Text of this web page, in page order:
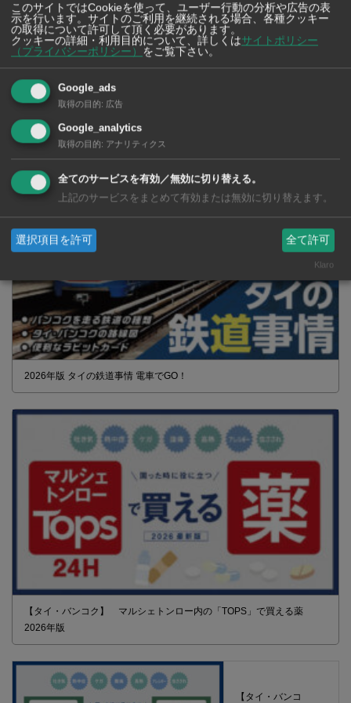
タイの薬いろいろ【タイ・バンコク】 薬局・ドラッグストアで買える
市販薬 2026年最新版！
2026年版 タイの鉄道事情 電車でGO！
【タイ・バンコク】 マルシェトンロー内の「TOPS」で買える薬
2026年版
【タイ・バンコ
このサイトではCookieを使って、ユーザー行動の分析や広告の表
示を行います。サイトのご利用を継続される場合、各種クッキー
の取得について許可して頂く必要があります。
クッキーの詳細・利用目的について、詳しくはサイトポリシー
（プライバシーポリシー）
をご覧下さい。
Google_ads
取得の目的: 広告
Google_analytics
取得の目的: アナリティクス
全てのサービスを有効／無効に切り替える。
上記のサービスをまとめて有効または無効に切り替えます。
選択項目を許可 全て許可
Klaro